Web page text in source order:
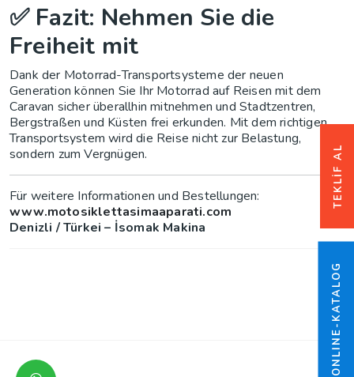
ONLINE-KATALOG
TEKLİF AL
✅ Fazit: Nehmen Sie die
Freiheit mit
Dank der Motorrad-Transportsysteme der neuen
Generation können Sie Ihr Motorrad auf Reisen mit dem
Caravan sicher überallhin mitnehmen und Stadtzentren,
Bergstraßen und Küsten frei erkunden. Mit dem richtigen
Transportsystem wird die Reise nicht zur Belastung,
sondern zum Vergnügen.
Für weitere Informationen und Bestellungen:
www.motosiklettasimaaparati.com
Denizli / Türkei – İsomak Makina